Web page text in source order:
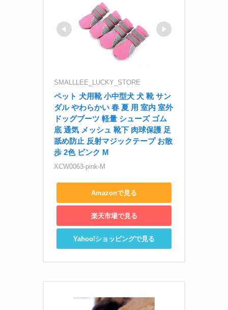
SMALLLEE_LUCKY_STORE
ペット 犬用靴 小中型犬 犬 靴 サン
ダル やわらかい 春 夏 用 室内 室外
ドッグブーツ 軽量 シューズ ゴム
底 通気 メッシュ 靴下 肉球保護 足
舐め防止 反射マジックテープ お散
歩 2色 ピンク M
XCW0063-pink-M
Amazonで見る
楽天市場で見る
Yahoo!ショッピングで見る